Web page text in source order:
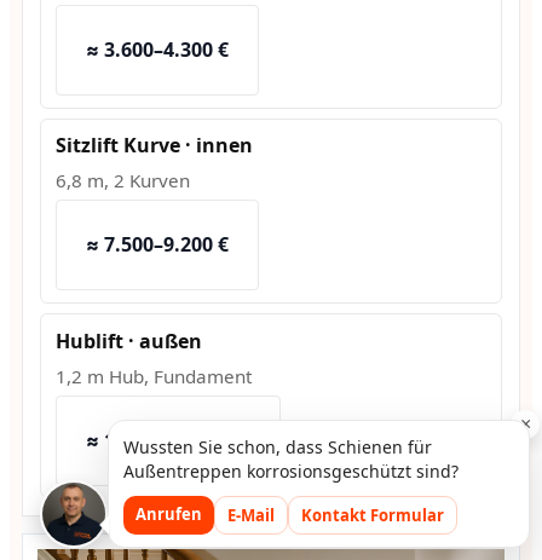
≈ 3.600–4.300 €
Sitzlift Kurve · innen
6,8 m, 2 Kurven
≈ 7.500–9.200 €
Hublift · außen
1,2 m Hub, Fundament
≈ 10.800–13.500 €
×
Wussten Sie schon, dass Schienen für
Außentreppen korrosionsgeschützt sind?
Anrufen E-Mail Kontakt Formular